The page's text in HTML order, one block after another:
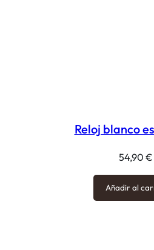
Reloj blanco
54,90 €
Añadir al